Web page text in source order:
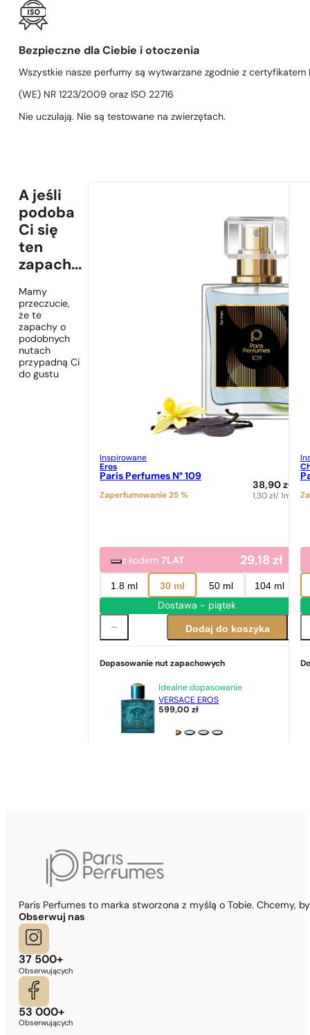
Bezpieczne dla Ciebie i otoczenia
Wszystkie nasze perfumy są wytwarzane zgodnie z certyfikatem
(WE) NR 1223/2009 oraz ISO 22716
Nie uczulają. Nie są testowane na zwierzętach.
A jeśli
podoba
Ci się
ten
zapach...
Mamy
przeczucie,
że te
zapachy o
podobnych
nutach
przypadną Ci
do gustu
Inspirowane
Eros
Paris Perfumes N° 109
Zaperfumowanie 25 %
38,90zł
1,30zł/ 1ml
z kodem7LAT 29,18zł
1.8 ml 30 ml 50 ml 104 ml
Dostawa - piątek
Dodaj do koszyka
Dopasowanie nut zapachowych
Idealne dopasowanie
VERSACE EROS
599,00zł
Paris Perfumes to marka stworzona z myślą o Tobie. Chcemy,
Obserwuj nas
37 500+
Obserwujących
53 000+
Obserwujących